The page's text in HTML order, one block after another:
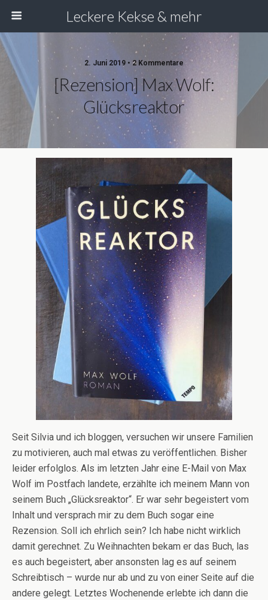
Leckere Kekse & mehr
2. Juni 2019 • 2 Kommentare
[Rezension] Max Wolf:
Glücksreaktor
Seit Silvia und ich bloggen, versuchen wir unsere Familien
zu motivieren, auch mal etwas zu veröffentlichen. Bisher
leider erfolglos. Als im letzten Jahr eine E-Mail von Max
Wolf im Postfach landete, erzählte ich meinem Mann von
seinem Buch „Glücksreaktor“. Er war sehr begeistert vom
Inhalt und versprach mir zu dem Buch sogar eine
Rezension. Soll ich ehrlich sein? Ich habe nicht wirklich
damit gerechnet. Zu Weihnachten bekam er das Buch, las
es auch begeistert, aber ansonsten lag es auf seinem
Schreibtisch – wurde nur ab und zu von einer Seite auf die
andere gelegt. Letztes Wochenende erlebte ich dann die